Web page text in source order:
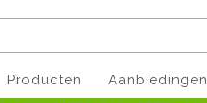
Producten Aanbiedingen